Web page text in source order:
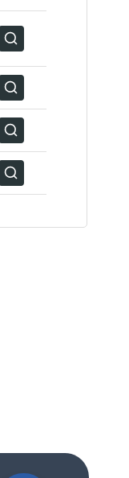
자세히보기
자세히보기
자세히보기
자세히보기